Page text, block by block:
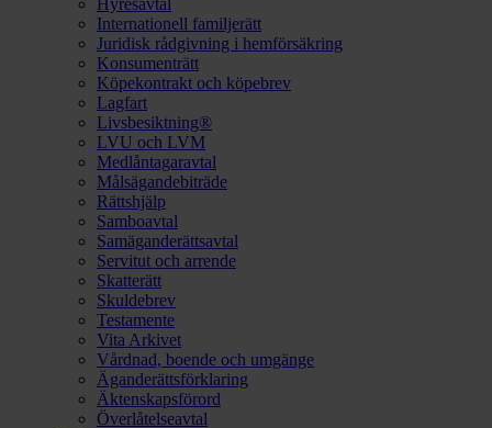
Hyresavtal
Internationell familjerätt
Juridisk rådgivning i hemförsäkring
Konsumenträtt
Köpekontrakt och köpebrev
Lagfart
Livsbesiktning®
LVU och LVM
Medlåntagaravtal
Målsägandebiträde
Rättshjälp
Samboavtal
Samäganderättsavtal
Servitut och arrende
Skatterätt
Skuldebrev
Testamente
Vita Arkivet
Vårdnad, boende och umgänge
Äganderättsförklaring
Äktenskapsförord
Överlåtelseavtal